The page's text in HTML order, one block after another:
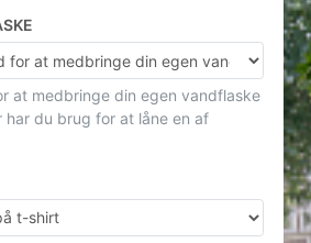
at medbringe din egen vandflaske
har du brug for at låne en af